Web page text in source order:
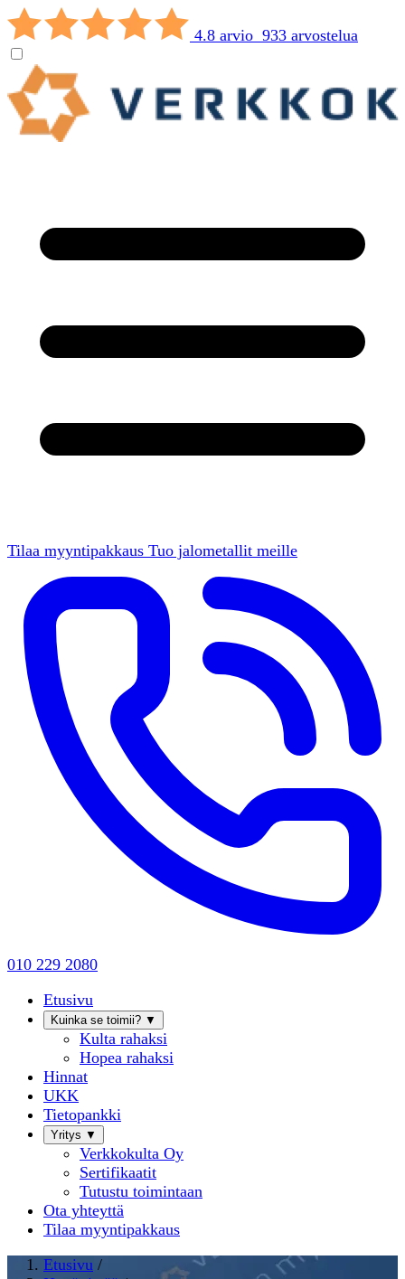
4.8 arvio 933 arvostelua
Tilaa myyntipakkaus Tuo jalometallit meille
010 229 2080
Etusivu
Kuinka se toimii? ▼
Kulta rahaksi
Hopea rahaksi
Hinnat
UKK
Tietopankki
Yritys ▼
Verkkokulta Oy
Sertifikaatit
Tutustu toimintaan
Ota yhteyttä
Tilaa myyntipakkaus
Etusivu /